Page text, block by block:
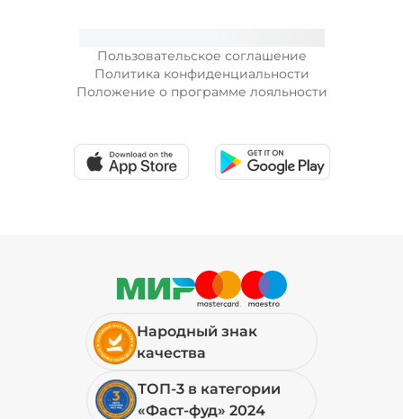
Пользовательское соглашение
Политика конфиденциальности
Положение о программе лояльности
Народный знак
качества
ТОП-3 в категории
«Фаст-фуд» 2024